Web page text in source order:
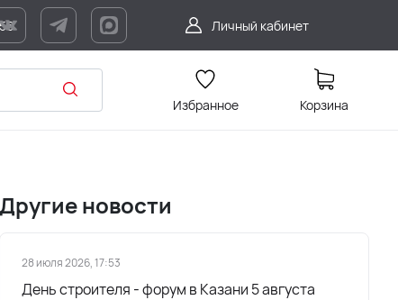
Личный кабинет
Избранное Корзина
Другие новости
28 июля 2026, 17:53
День строителя - форум в Казани 5 августа